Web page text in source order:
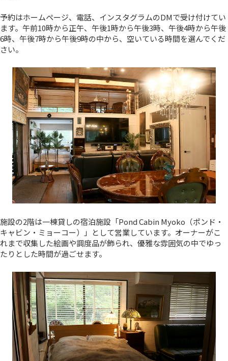
予約はホームページ、電話、インスタグラムのDMで受け付けてい
ます。午前10時から正午、午後1時から午後3時、午後4時から午後
6時、午後7時から午後9時の中から、空いている時間を選んでくだ
さい。
施設の2階は一棟貸しの宿泊施設「Pond Cabin Myoko（ポンド・
キャビン・ミョーコー）」として営業しています。オーナーがこ
れまで収集した絵画や調度品が飾られ、優雅な雰囲気の中でゆっ
たりとした時間が過ごせます。